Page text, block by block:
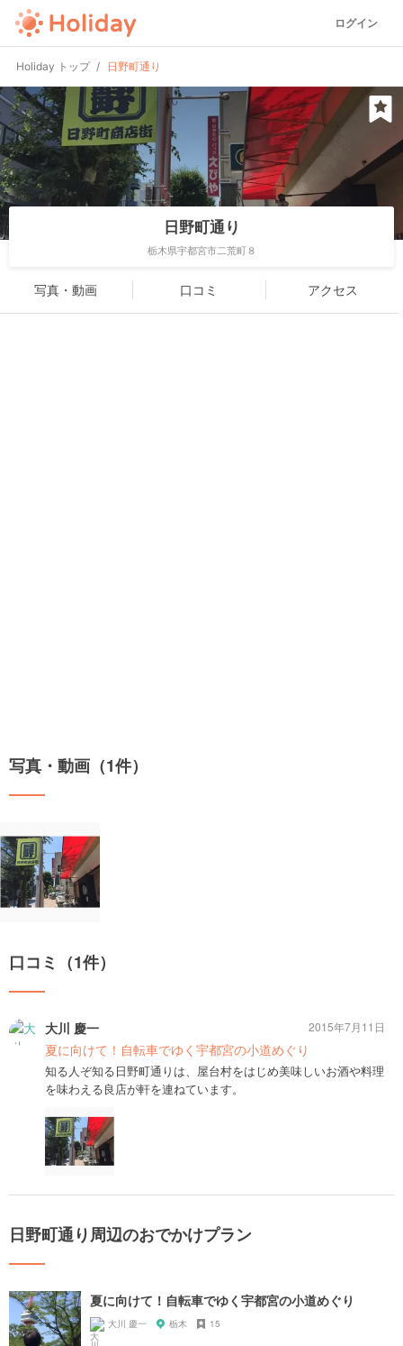
ログイン
Holiday トップ 日野町通り
日野町通り
栃木県宇都宮市二荒町８
写真・動画 口コミ アクセス
写真・動画（1件）
口コミ（1件）
大川 慶一
夏に向けて！自転車でゆく宇都宮の小道めぐり
知る人ぞ知る日野町通りは、屋台村をはじめ美味しいお酒や料理
を味わえる良店が軒を連ねています。
2015年7月11日
日野町通り周辺のおでかけプラン
夏に向けて！自転車でゆく宇都宮の小道めぐり
大川 慶一 栃木 15